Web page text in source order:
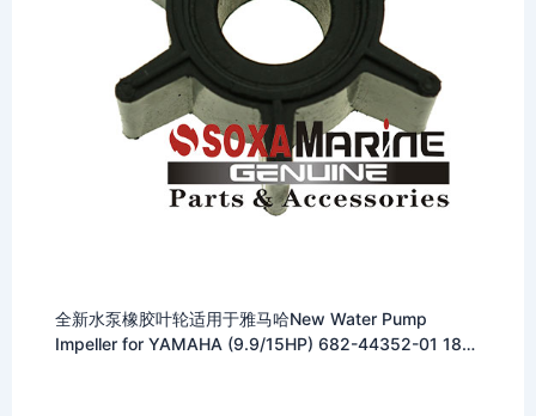
全新水泵橡胶叶轮适用于雅马哈New Water Pump
Impeller for YAMAHA (9.9/15HP) 682-44352-01 18-